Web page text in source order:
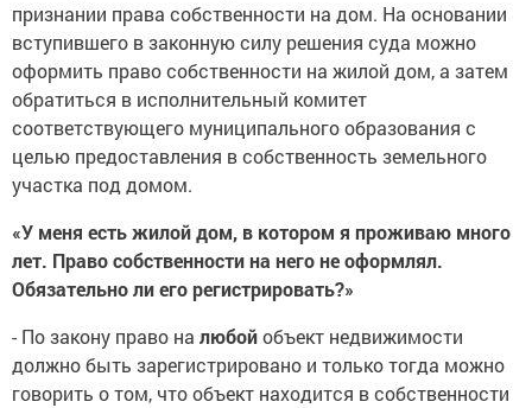
признании права собственности на дом. На основании
вступившего в законную силу решения суда можно
оформить право собственности на жилой дом, а затем
обратиться в исполнительный комитет
соответствующего муниципального образования с
целью предоставления в собственность земельного
участка под домом.
«У меня есть жилой дом, в котором я проживаю много
лет. Право собственности на него не оформлял.
Обязательно ли его регистрировать?»
- По закону право на любойобъект недвижимости
должно быть зарегистрировано и только тогда можно
говорить о том, что объект находится в собственности